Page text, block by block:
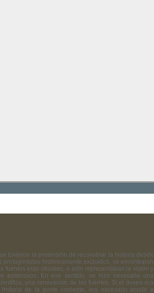
tuvieron la pretensión de reconstruir la historia desde
protagonistas históricamente excluidos, se encontraron
fuentes eran oficiales, o sólo representaban la visión y
poderosos. En ese sentido, se hizo necesaria una
una renovación de las fuentes. Si el deseo era
de la gente corriente, era necesario acudir a